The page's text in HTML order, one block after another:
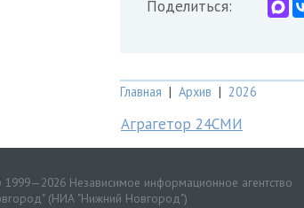
Поделиться:
Главная | Архив | 2026
Аграгетор 24СМИ
Независимое информационное агентство
(НИА "Нижний Новгород")